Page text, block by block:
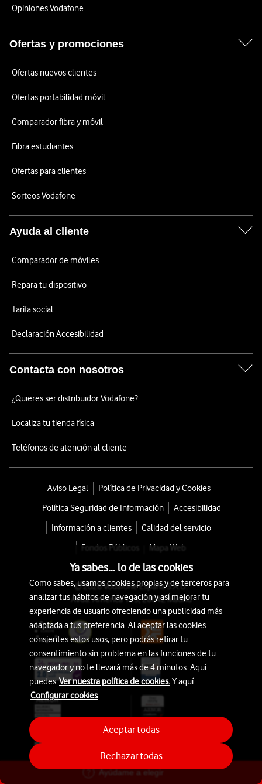
Ayúdame a elegir
Opiniones Vodafone
Ofertas y promociones
Ofertas nuevos clientes
Ofertas portabilidad móvil
Comparador fibra y móvil
Fibra estudiantes
Ofertas para clientes
Sorteos Vodafone
Ayuda al cliente
Comparador de móviles
Repara tu dispositivo
Tarifa social
Declaración Accesibilidad
Contacta con nosotros
¿Quieres ser distribuidor Vodafone?
Localiza tu tienda física
Teléfonos de atención al cliente
Aviso Legal
Política de Privacidad y Cookies
Política Seguridad de Información
Accesibilidad
Información a clientes
Calidad del servicio
Fondos Públicos
Mapa Web
© 2026 Vodafone España S.A.U.
Avda. América 115, 28042 Madrid
Ya sabes... lo de las cookies
Como sabes, usamos cookies propias y de terceros para
analizar tus hábitos de navegación y así mejorar tu
experiencia de usuario ofreciendo una publicidad más
adaptada a tus preferencia. Al aceptar las cookies
consientes estos usos, pero podrás retirar tu
consentimiento sin problema en las funciones de tu
navegador y no te llevará más de 4 minutos. Aquí
puedesVer nuestra política de cookies.Y aquí
Configurar cookies
Rechazar todas
Aceptar todas